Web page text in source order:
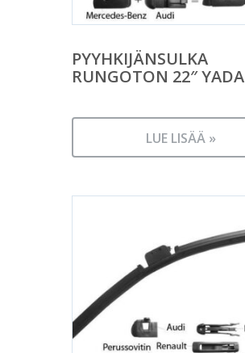
PYYHKIJÄNSULKA
RUNGOTON 22″ YADA
LUE LISÄÄ »